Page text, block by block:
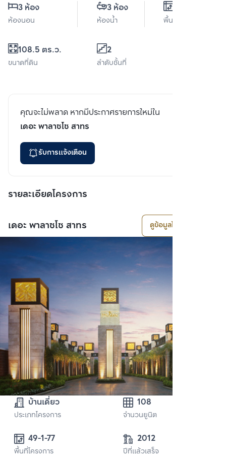
3 ห้อง
ห้องนอน
3 ห้อง
ห้องน้ำ พื้นที่ใช้สอย
108.5 ตร.ว.
ขนาดที่ดิน
2
ลำดับชั้นที่
คุณจะไม่พลาด หากมีประกาศรายการใหม่ใน
เดอะ พาลาซโซ สาทร
รับการแจ้งเตือน
รายละเอียดโครงการ
เดอะ พาลาซโซ สาทร ดูข้อมูลโครงการ
บ้านเดี่ยว
ประเภทโครงการ
108
จำนวนยูนิต
49-1-77
พื้นที่โครงการ
2012
ปีที่แล้วเสร็จ